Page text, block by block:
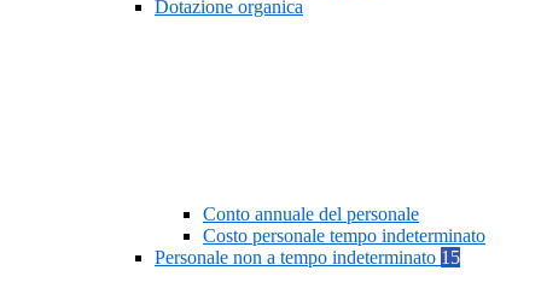
Dotazione organica
Conto annuale del personale
Costo personale tempo indeterminato
Personale non a tempo indeterminato 15